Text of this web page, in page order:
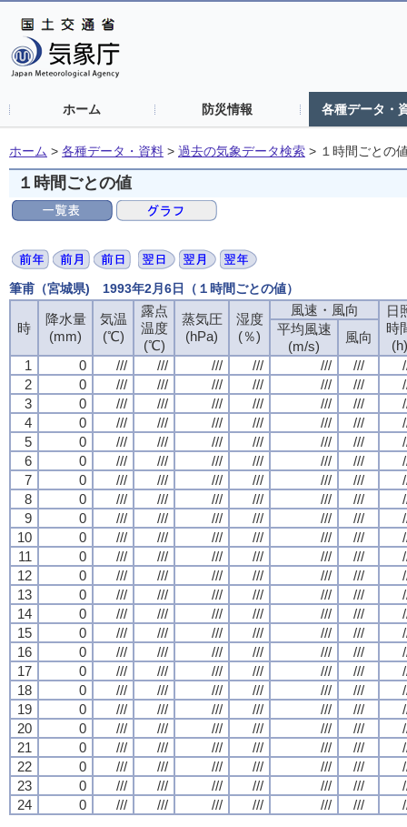
ホーム 防災情報 各種データ・
ホーム > 各種データ・資料 > 過去の気象データ検索 > １時間ごとの
１時間ごとの値
筆甫（宮城県) 1993年2月6日（１時間ごとの値）
時
降水量
(mm)
気温
(℃)
露点
温度
(℃)
蒸気圧
(hPa)
湿度
(％)
風速・風向
日
時
(h)
平均風速
(m/s)
風向
1
0 /// /// /// /// /// ///
2
0 /// /// /// /// /// ///
3
0 /// /// /// /// /// ///
4
0 /// /// /// /// /// ///
5
0 /// /// /// /// /// ///
6
0 /// /// /// /// /// ///
7
0 /// /// /// /// /// ///
8
0 /// /// /// /// /// ///
9
0 /// /// /// /// /// ///
10
0 /// /// /// /// /// ///
11
0 /// /// /// /// /// ///
12
0 /// /// /// /// /// ///
13
0 /// /// /// /// /// ///
14
0 /// /// /// /// /// ///
15
0 /// /// /// /// /// ///
16
0 /// /// /// /// /// ///
17
0 /// /// /// /// /// ///
18
0 /// /// /// /// /// ///
19
0 /// /// /// /// /// ///
20
0 /// /// /// /// /// ///
21
0 /// /// /// /// /// ///
22
0 /// /// /// /// /// ///
23
0 /// /// /// /// /// ///
24
0 /// /// /// /// /// ///